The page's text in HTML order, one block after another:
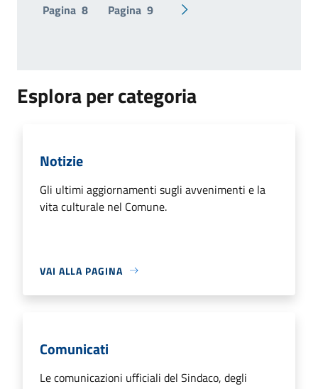
Pagina 8 Pagina 9 Pagina successiva
Esplora per categoria
Notizie
Gli ultimi aggiornamenti sugli avvenimenti e la
vita culturale nel Comune.
VAI ALLA PAGINA
Comunicati
Le comunicazioni ufficiali del Sindaco, degli